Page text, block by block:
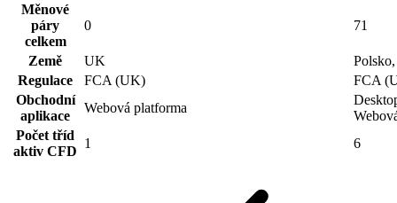
Měnové
páry
celkem
0 71
Země UK
Regulace
FCA (UK)
FCA
Obchodní
aplikace
Webová platforma
Počet tříd
aktiv CFD
1 6